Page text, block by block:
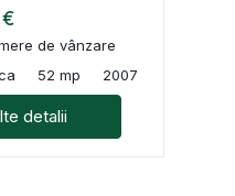
de vânzare
52 mp 2007
detalii